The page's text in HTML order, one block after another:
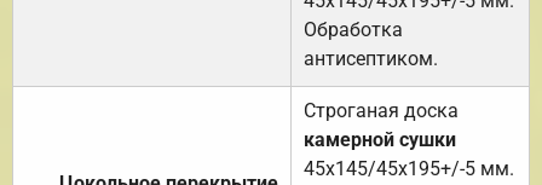
Обработка
антисептиком.
Строганая доска
камерной сушки
45х145/45х195+/-5 мм.